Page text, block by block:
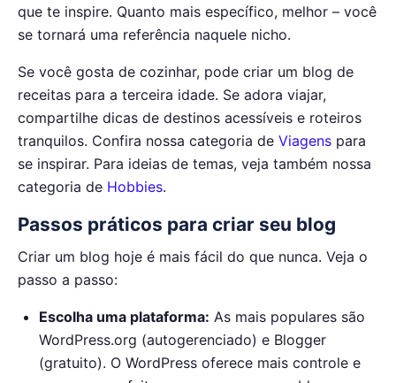
que te inspire. Quanto mais específico, melhor – você
se tornará uma referência naquele nicho.
Se você gosta de cozinhar, pode criar um blog de
receitas para a terceira idade. Se adora viajar,
compartilhe dicas de destinos acessíveis e roteiros
tranquilos. Confira nossa categoria de Viagens para
se inspirar. Para ideias de temas, veja também nossa
categoria de Hobbies.
Passos práticos para criar seu blog
Criar um blog hoje é mais fácil do que nunca. Veja o
passo a passo:
Escolha uma plataforma: As mais populares são
WordPress.org (autogerenciado) e Blogger
(gratuito). O WordPress oferece mais controle e